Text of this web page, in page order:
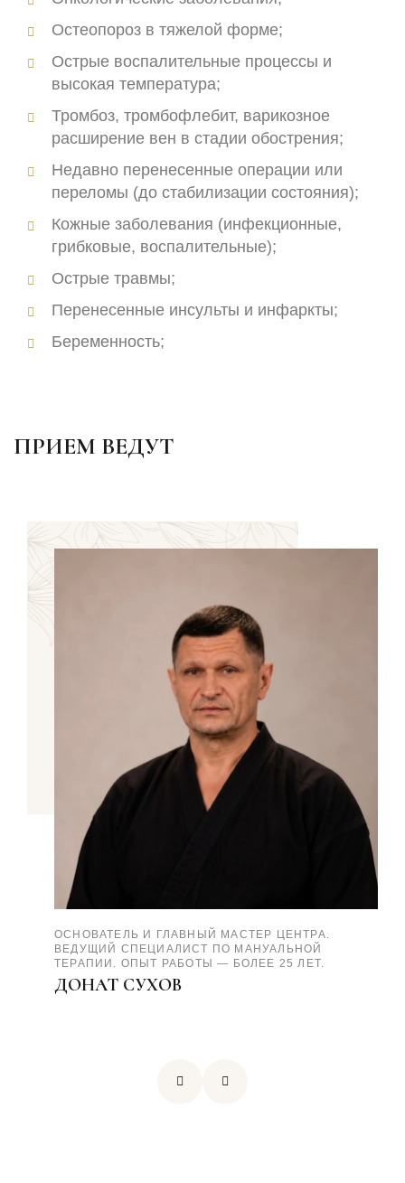
Остеопороз в тяжелой форме;
Острые воспалительные процессы и
высокая температура;
Тромбоз, тромбофлебит, варикозное
расширение вен в стадии обострения;
Недавно перенесенные операции или
переломы (до стабилизации состояния);
Кожные заболевания (инфекционные,
грибковые, воспалительные);
Острые травмы;
Перенесенные инсульты и инфаркты;
Беременность;
ПРИЕМ ВЕДУТ
ОСНОВАТЕЛЬ И ГЛАВНЫЙ МАСТЕР ЦЕНТРА.
ВЕДУЩИЙ СПЕЦИАЛИСТ ПО МАНУАЛЬНОЙ
ТЕРАПИИ. ОПЫТ РАБОТЫ — БОЛЕЕ 25 ЛЕТ.
ДОНАТ СУХОВ